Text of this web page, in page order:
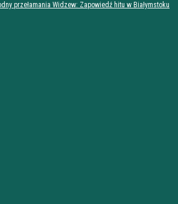
przełamania Widzew: Zapowiedź hitu w Białymstoku